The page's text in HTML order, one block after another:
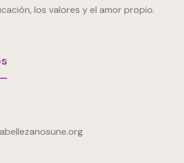
los valores y el amor propio.